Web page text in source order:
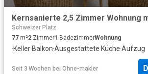
Schweizer Platz
77 m²2 Zimmer1 BadezimmerWohnung
·Keller·Balkon·Ausgestattete Küche·Aufzug
Seit 3 Wochen bei Ohne-makler